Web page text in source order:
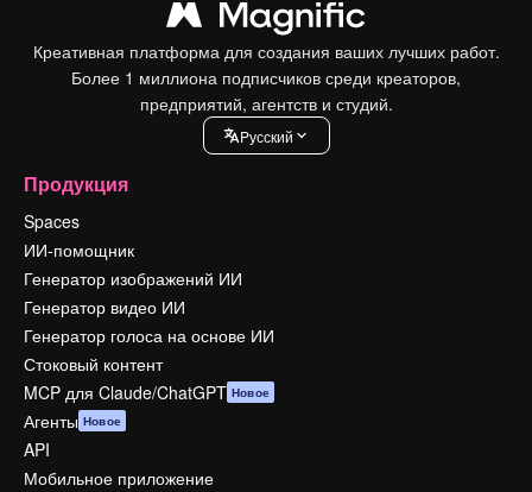
Креативная платформа для создания ваших лучших работ.
Более 1 миллиона подписчиков среди креаторов,
предприятий, агентств и студий.
Pусский
Продукция
Spaces
ИИ-помощник
Генератор изображений ИИ
Генератор видео ИИ
Генератор голоса на основе ИИ
Стоковый контент
MCP для Claude/ChatGPT Новое
Агенты Новое
API
Мобильное приложение